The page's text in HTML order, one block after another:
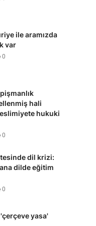
ile aramızda
var
0
hali
hukuki
0
dil krizi:
dilde eğitim
0
yasa'